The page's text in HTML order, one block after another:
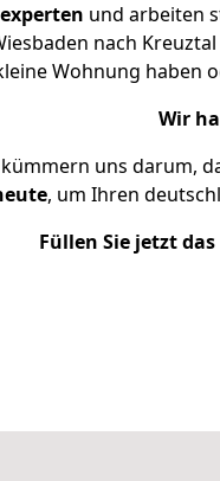
und arbeiten
nach
Wohnung haben
Wir
uns darum,
, um Ihren
Füllen Sie jetzt